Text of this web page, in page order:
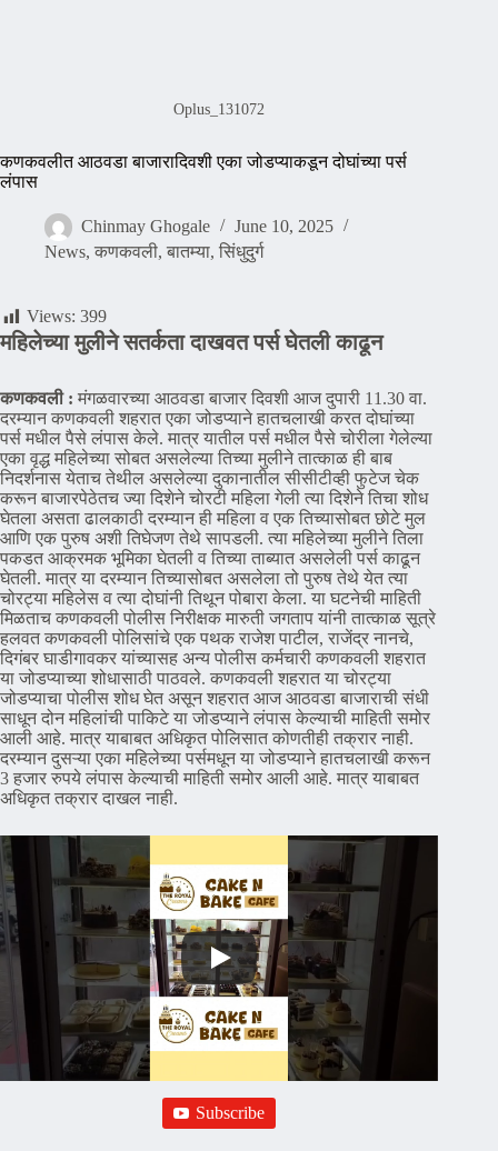
Oplus_131072
कणकवलीत आठवडा बाजारादिवशी एका जोडप्याकडून दोघांच्या पर्स
लंपास
Chinmay Ghogale
June 10, 2025
News, कणकवली, बातम्या, सिंधुदुर्ग
Views: 399
महिलेच्या मुलीने सतर्कता दाखवत पर्स घेतली काढून
कणकवली : मंगळवारच्या आठवडा बाजार दिवशी आज दुपारी 11.30 वा.
दरम्यान कणकवली शहरात एका जोडप्याने हातचलाखी करत दोघांच्या
पर्स मधील पैसे लंपास केले. मात्र यातील पर्स मधील पैसे चोरीला गेलेल्या
एका वृद्ध महिलेच्या सोबत असलेल्या तिच्या मुलीने तात्काळ ही बाब
निदर्शनास येताच तेथील असलेल्या दुकानातील सीसीटीव्ही फुटेज चेक
करून बाजारपेठेतच ज्या दिशेने चोरटी महिला गेली त्या दिशेने तिचा शोध
घेतला असता ढालकाठी दरम्यान ही महिला व एक तिच्यासोबत छोटे मुल
आणि एक पुरुष अशी तिघेजण तेथे सापडली. त्या महिलेच्या मुलीने तिला
पकडत आक्रमक भूमिका घेतली व तिच्या ताब्यात असलेली पर्स काढून
घेतली. मात्र या दरम्यान तिच्यासोबत असलेला तो पुरुष तेथे येत त्या
चोरट्या महिलेस व त्या दोघांनी तिथून पोबारा केला. या घटनेची माहिती
मिळताच कणकवली पोलीस निरीक्षक मारुती जगताप यांनी तात्काळ सूत्रे
हलवत कणकवली पोलिसांचे एक पथक राजेश पाटील, राजेंद्र नानचे,
दिगंबर घाडीगावकर यांच्यासह अन्य पोलीस कर्मचारी कणकवली शहरात
या जोडप्याच्या शोधासाठी पाठवले. कणकवली शहरात या चोरट्या
जोडप्याचा पोलीस शोध घेत असून शहरात आज आठवडा बाजाराची संधी
साधून दोन महिलांची पाकिटे या जोडप्याने लंपास केल्याची माहिती समोर
आली आहे. मात्र याबाबत अधिकृत पोलिसात कोणतीही तक्रार नाही.
दरम्यान दुसऱ्या एका महिलेच्या पर्समधून या जोडप्याने हातचलाखी करून
3 हजार रुपये लंपास केल्याची माहिती समोर आली आहे. मात्र याबाबत
अधिकृत तक्रार दाखल नाही.
Subscribe